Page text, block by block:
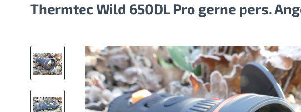
Thermtec Wild 650DL Pro gerne pers.